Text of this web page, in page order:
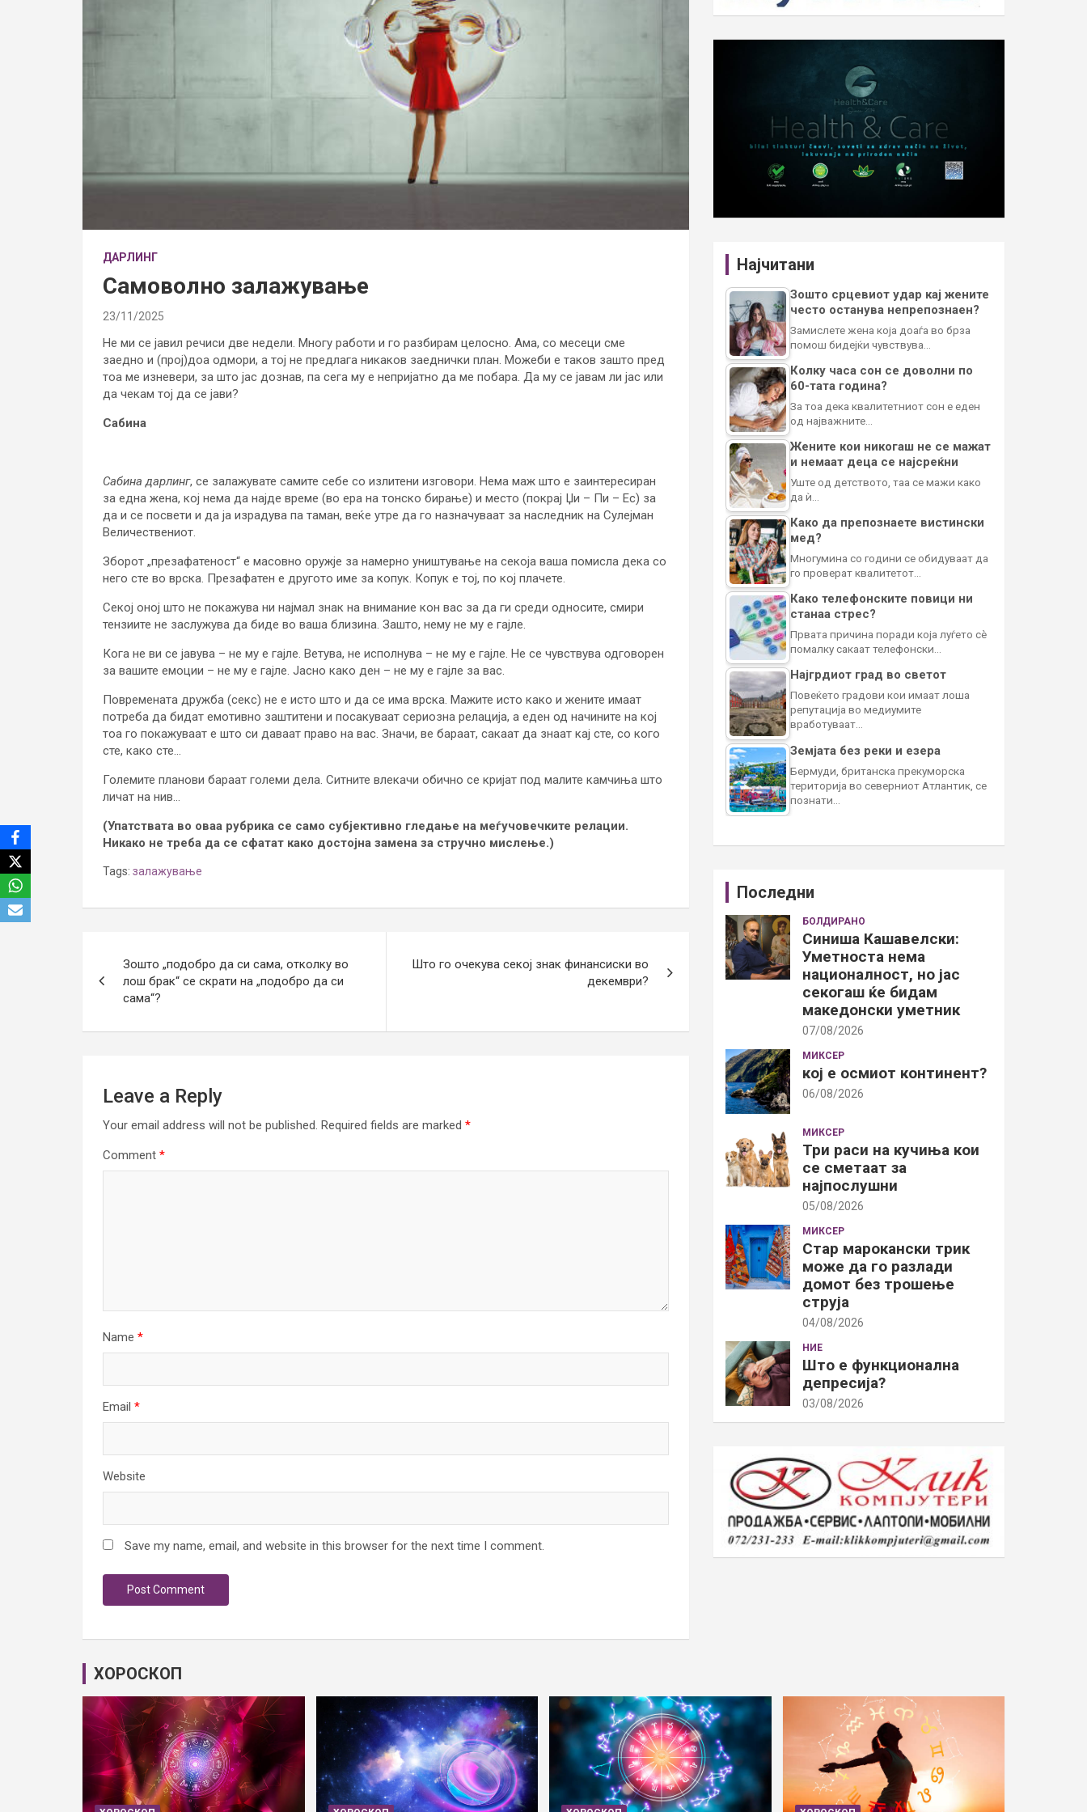
ДАРЛИНГ
Самоволно залажување
23/11/2025
Не ми се јавил речиси две недели. Многу работи и го разбирам целосно. Ама, со месеци сме
заедно и (прој)доа одмори, а тој не предлага никаков заеднички план. Можеби е таков зашто пред
тоа ме изневери, за што јас дознав, па сега му е непријатно да ме побара. Да му се јавам ли јас или
да чекам тој да се јави?
Сабина
Сабина дарлинг, се залажувате самите себе со излитени изговори. Нема маж што е заинтересиран
за една жена, кој нема да најде време (во ера на тонско бирање) и место (покрај Џи – Пи – Ес) за
да и се посвети и да ја израдува па таман, веќе утре да го назначуваат за наследник на Сулејман
Величествениот.
Зборот „презафатеност“ е масовно оружје за намерно уништување на секоја ваша помисла дека со
него сте во врска. Презафатен е другото име за копук. Копук е тој, по кој плачете.
Секој оној што не покажува ни најмал знак на внимание кон вас за да ги среди односите, смири
тензиите не заслужува да биде во ваша близина. Зашто, нему не му е гајле.
Кога не ви се јавува – не му е гајле. Ветува, не исполнува – не му е гајле. Не се чувствува одговорен
за вашите емоции – не му е гајле. Јасно како ден – не му е гајле за вас.
Повремената дружба (секс) не е исто што и да се има врска. Мажите исто како и жените имаат
потреба да бидат емотивно заштитени и посакуваат сериозна релација, а еден од начините на кој
тоа го покажуваат е што си даваат право на вас. Значи, ве бараат, сакаат да знаат кај сте, со кого
сте, како сте…
Големите планови бараат големи дела. Ситните влекачи обично се кријат под малите камчиња што
личат на нив…
(Упатствата во оваа рубрика се само субјективно гледање на меѓучовечките релации.
Никако не треба да се сфатат како достојна замена за стручно мислење.)
Tags: залажување
navigation
Зошто „подобро да си сама, отколку во
лош брак“ се скрати на „подобро да си
сама“?
Што го очекува секој знак финансиски во
декември?
Leave a Reply
Your email address will not be published. Required fields are marked *
Comment *
Name *
Email *
Website
Save my name, email, and website in this browser for the next time I comment.
Најчитани
Зошто срцевиот удар кај жените
често останува непрепознаен?
Замислете жена која доаѓа во брза
помош бидејќи чувствува…
Колку часа сон се доволни по
60-тата година?
За тоа дека квалитетниот сон е еден
од најважните…
Жените кои никогаш не се мажат
и немаат деца се најсреќни
Уште од детството, таа се мажи како
да ѝ…
Како да препознаете вистински
мед?
Многумина со години се обидуваат да
го проверат квалитетот…
Како телефонските повици ни
станаа стрес?
Првата причина поради која луѓето сè
помалку сакаат телефонски…
Најгрдиот град во светот
Повеќето градови кои имаат лоша
репутација во медиумите
вработуваат…
Земјата без реки и езера
Бермуди, британска прекуморска
територија во северниот Атлантик, се
познати…
Последни
БОЛДИРАНО
Синиша Кашавелски:
Уметноста нема
националност, но јас
секогаш ќе бидам
македонски уметник
07/08/2026
МИКСЕР
кој е осмиот континент?
06/08/2026
МИКСЕР
Три раси на кучиња кои
се сметаат за
најпослушни
05/08/2026
МИКСЕР
Стар марокански трик
може да го разлади
домот без трошење
струја
04/08/2026
НИЕ
Што е функционална
депресија?
03/08/2026
ХОРОСКОП